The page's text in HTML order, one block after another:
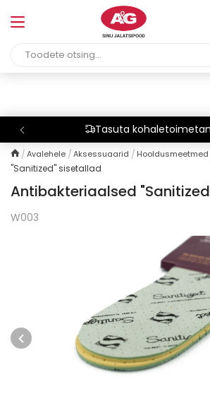
Tasuta
Avalehele Aksessuaarid Hooldusmeetmed
"Sanitized" sisetallad
Antibakteriaalsed
W003